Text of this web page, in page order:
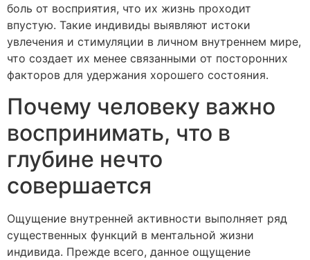
боль от восприятия, что их жизнь проходит
впустую. Такие индивиды выявляют истоки
увлечения и стимуляции в личном внутреннем мире,
что создает их менее связанными от посторонних
факторов для удержания хорошего состояния.
Почему человеку важно
воспринимать, что в
глубине нечто
совершается
Ощущение внутренней активности выполняет ряд
существенных функций в ментальной жизни
индивида. Прежде всего, данное ощущение